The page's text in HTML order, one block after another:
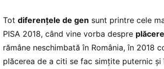
Tot diferențele de gen sunt printre cele
PISA 2018, când vine vorba despre
rămâne neschimbată în România, în 2018
plăcerea de a citi se fac simțite puternic